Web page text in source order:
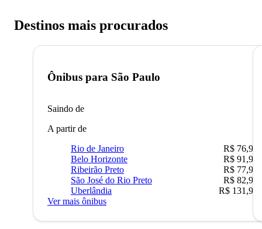
Destinos mais procurados
Ônibus para São Paulo
Saindo de
A partir de
Rio de Janeiro
R$ 76,90
Belo Horizonte
R$ 91,90
Ribeirão Preto
R$ 77,90
São José do Rio Preto
R$ 82,90
Uberlândia
R$ 131,90
Ver mais ônibus